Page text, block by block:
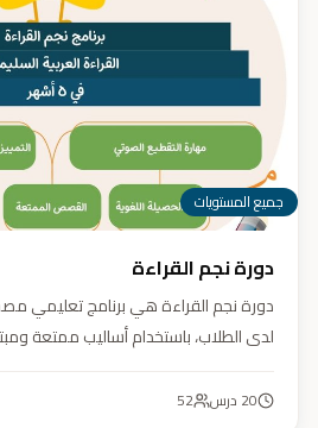
جميع المستويات
دورة نجم القراءة
دورة نجم القراءة هي برنامج تعليمي
لدى الطلاب، باستخدام أساليب ممتعة
والمحادثات. يهدف البرنامج إلى تعزيز قدرات
20 درس 52